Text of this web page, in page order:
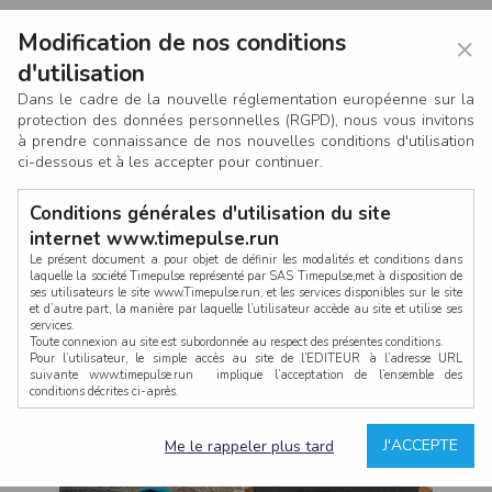
CONNEXION
×
Modification de nos conditions
d'utilisation
Dans le cadre de la nouvelle réglementation européenne sur la
protection des données personnelles (RGPD), nous vous invitons
à prendre connaissance de nos nouvelles conditions d'utilisation
ci-dessous et à les accepter pour continuer.
Conditions générales d'utilisation du site
internet www.timepulse.run
Le présent document a pour objet de définir les modalités et conditions dans
laquelle la société Timepulse représenté par SAS Timepulse,met à disposition de
ses utilisateurs le site www.Timepulse.run, et les services disponibles sur le site
et d’autre part, la manière par laquelle l’utilisateur accède au site et utilise ses
services.
Toute connexion au site est subordonnée au respect des présentes conditions.
Pour l’utilisateur, le simple accès au site de l’EDITEUR à l’adresse URL
suivante www.timepulse.run implique l’acceptation de l’ensemble des
conditions décrites ci-après.
La structure générale du site www.timepulse.run, par quelque procédé que ce
soit, sans l'autorisation préalable et par écrit de Fourcherot Mickael et/ou de ses
J'ACCEPTE
Me le rappeler plus tard